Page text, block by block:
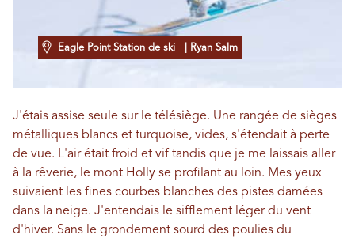
Eagle Point Station de ski | Ryan Salm
J'étais assise seule sur le télésiège. Une rangée de sièges
métalliques blancs et turquoise, vides, s'étendait à perte
de vue. L'air était froid et vif tandis que je me laissais aller
à la rêverie, le mont Holly se profilant au loin. Mes yeux
suivaient les fines courbes blanches des pistes damées
dans la neige. J'entendais le sifflement léger du vent
d'hiver. Sans le grondement sourd des poulies du